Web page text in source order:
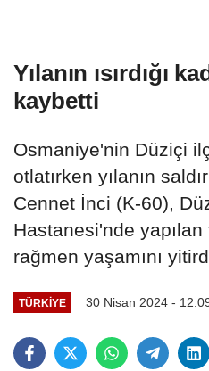
Yılanın ısırdığı
kaybetti
Osmaniye'nin Düziçi
otlatırken yılanın
Cennet İnci (K-60),
Hastanesi'nde
rağmen yaşamını
TÜRKIYE 30 Nisan 2024 -